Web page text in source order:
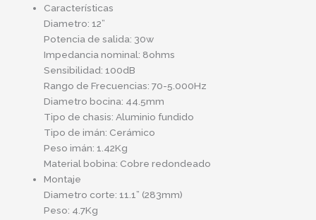
Características
Diametro: 12”
Potencia de salida: 30w
Impedancia nominal: 8ohms
Sensibilidad: 100dB
Rango de Frecuencias: 70-5.000Hz
Diametro bocina: 44.5mm
Tipo de chasis: Aluminio fundido
Tipo de imán: Cerámico
Peso imán: 1.42Kg
Material bobina: Cobre redondeado
Montaje
Diametro corte: 11.1” (283mm)
Peso: 4.7Kg